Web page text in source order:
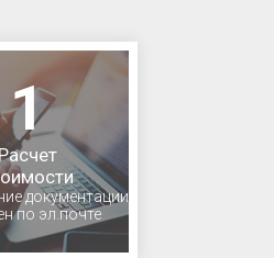
1
документации
по эл.почте